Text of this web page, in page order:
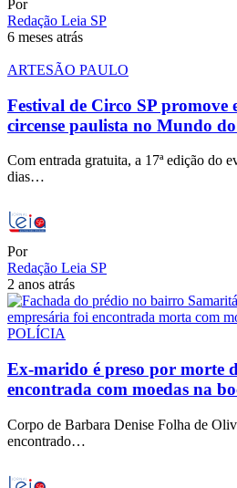
Por
Redação Leia SP
6 meses atrás
ARTESÃO PAULO
Festival de Circo SP promove
circense paulista no Mundo
Com entrada gratuita, a 17ª edição do
dias…
Por
Redação Leia SP
2 anos atrás
POLÍCIA
Ex-marido é preso por morte
encontrada com moedas na
Corpo de Barbara Denise Folha de
encontrado…